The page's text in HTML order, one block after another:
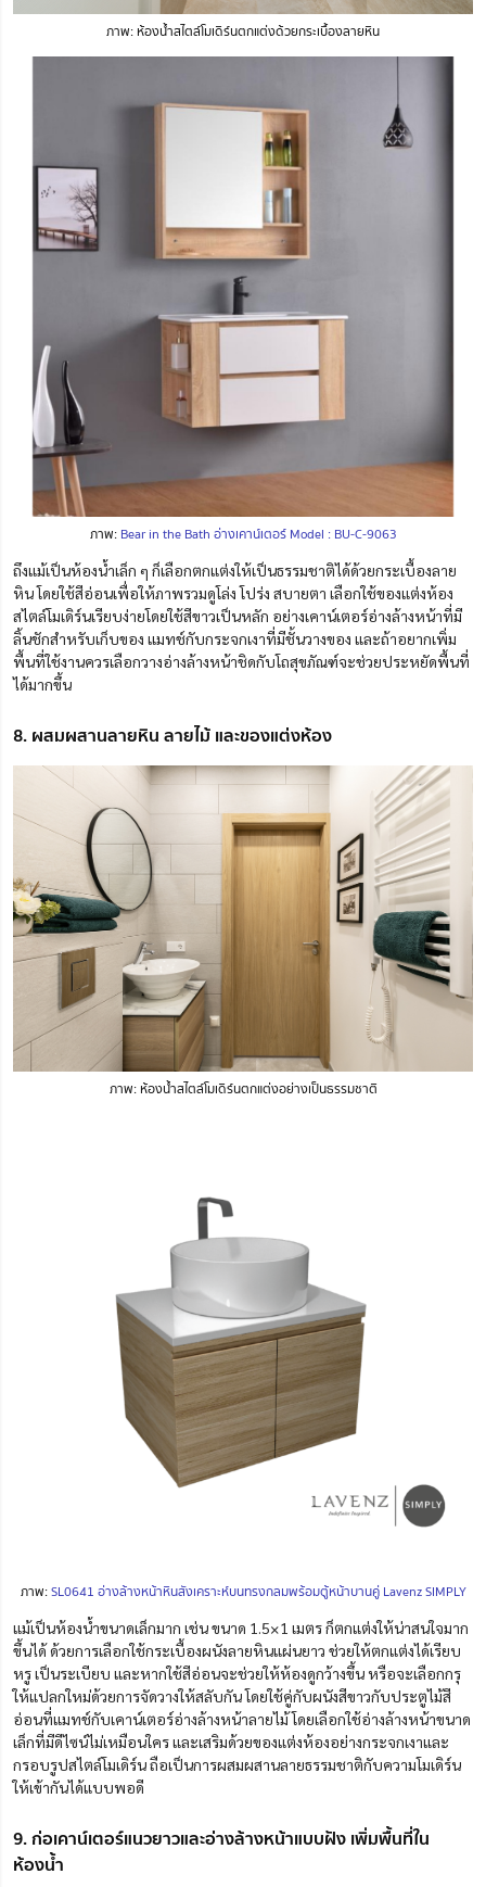
ภาพ: ห้องน้ำสไตล์โมเดิร์นตกแต่งด้วยกระเบื้องลายหิน
ภาพ: Bear in the Bath อ่างเคาน์เตอร์ Model : BU-C-9063
ถึงแม้เป็นห้องน้ำเล็ก ๆ ก็เลือกตกแต่งให้เป็นธรรมชาติได้ด้วยกระเบื้องลาย
หิน โดยใช้สีอ่อนเพื่อให้ภาพรวมดูโล่ง โปร่ง สบายตา เลือกใช้ของแต่งห้อง
สไตล์โมเดิร์นเรียบง่ายโดยใช้สีขาวเป็นหลัก อย่างเคาน์เตอร์อ่างล้างหน้าที่มี
ลิ้นชักสำหรับเก็บของ แมทช์กับกระจกเงาที่มีชั้นวางของ และถ้าอยากเพิ่ม
พื้นที่ใช้งานควรเลือกวางอ่างล้างหน้าชิดกับโถสุขภัณฑ์จะช่วยประหยัดพื้นที่
ได้มากขึ้น
8. ผสมผสานลายหิน ลายไม้ และของแต่งห้อง
ภาพ: ห้องน้ำสไตล์โมเดิร์นตกแต่งอย่างเป็นธรรมชาติ
ภาพ:SL0641 อ่างล้างหน้าหินสังเคราะห์บนทรงกลมพร้อมตู้หน้าบานคู่ Lavenz SIMPLY
แม้เป็นห้องน้ำขนาดเล็กมาก เช่น ขนาด 1.5×1 เมตร ก็ตกแต่งให้น่าสนใจมาก
ขึ้นได้ ด้วยการเลือกใช้กระเบื้องผนังลายหินแผ่นยาว ช่วยให้ตกแต่งได้เรียบ
หรู เป็นระเบียบ และหากใช้สีอ่อนจะช่วยให้ห้องดูกว้างขึ้น หรือจะเลือกกรุ
ให้แปลกใหม่ด้วยการจัดวางให้สลับกัน โดยใช้คู่กับผนังสีขาวกับประตูไม้สี
อ่อนที่แมทช์กับเคาน์เตอร์อ่างล้างหน้าลายไม้ โดยเลือกใช้อ่างล้างหน้าขนาด
เล็กที่มีดีไซน์ไม่เหมือนใคร และเสริมด้วยของแต่งห้องอย่างกระจกเงาและ
กรอบรูปสไตล์โมเดิร์น ถือเป็นการผสมผสานลายธรรมชาติกับความโมเดิร์น
ให้เข้ากันได้แบบพอดี
9. ก่อเคาน์เตอร์แนวยาวและอ่างล้างหน้าแบบฝัง เพิ่มพื้นที่ใน
ห้องน้ำ